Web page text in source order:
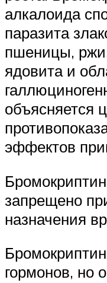
алкалоида
паразита
пшеницы,
ядовита и
объясняется
эффектов
запрещено
назначения
гормонов, но